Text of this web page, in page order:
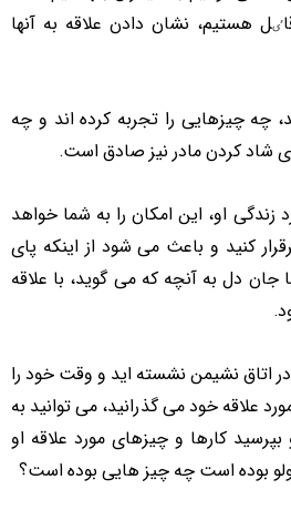
هستیم، نشان دادن علاقه به آنها
چه چیزهایی را تجربه کرده اند و چه
شاد کردن مادر نیز صادق است.
زندگی او، این امکان را به شما خواهد
کنید و باعث می شود از اینکه پای
دل به آنچه که می گوید، با علاقه
اتاق نشیمن نشسته اید و وقت خود را
علاقه خود می گذرانید، می توانید به
کارها و چیزهای مورد علاقه او
بوده است چه چیز هایی بوده است؟